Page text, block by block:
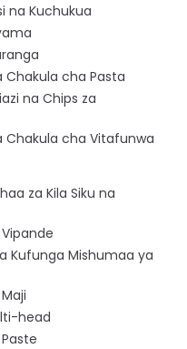
na Kuchukua
Chakula cha Pasta
na Chips za
Chakula cha Vitafunwa
za Kila Siku na
Kufunga Mishumaa ya
head